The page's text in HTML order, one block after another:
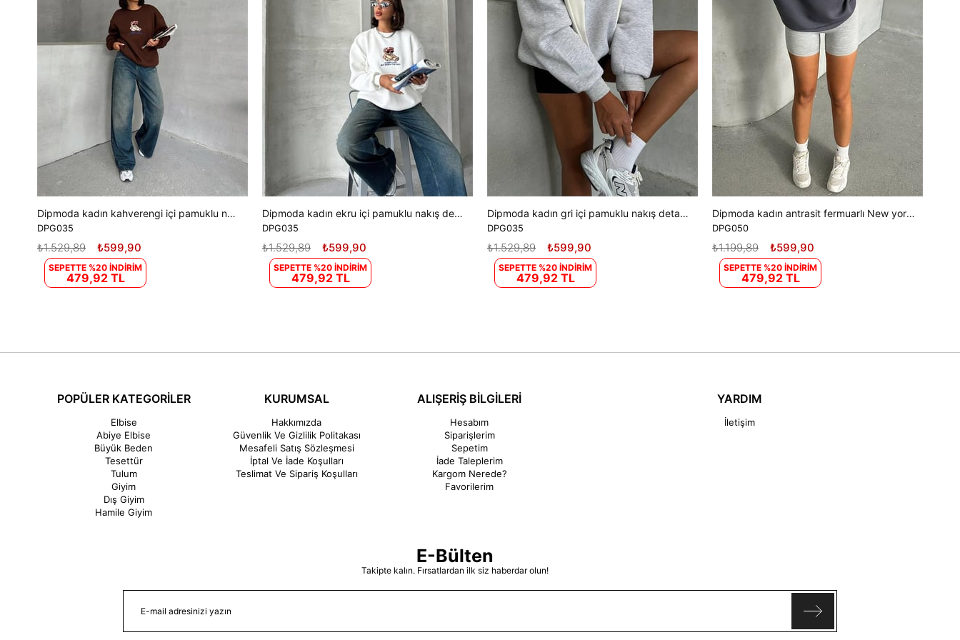
Dipmoda kadın kahverengi içi pamuklu nakış detaylı sweat DPG035
DPG035
₺599,90
₺1.529,89
SEPETTE %20 İNDİRİM
479,92 TL
Dipmoda kadın ekru içi pamuklu nakış detaylı sweat DPG035
DPG035
₺599,90
₺1.529,89
SEPETTE %20 İNDİRİM
479,92 TL
Dipmoda kadın gri içi pamuklu nakış detaylı sweat DPG035
DPG035
₺599,90
₺1.529,89
SEPETTE %20 İNDİRİM
479,92 TL
Dipmoda kadın antrasit fermuarlı New york sweat DPG050
DPG050
₺599,90
₺1.199,89
SEPETTE %20 İNDİRİM
479,92 TL
POPÜLER KATEGORİLER
Elbise
Abiye Elbise
Büyük Beden
Tesettür
Tulum
Giyim
Dış Giyim
Hamile Giyim
KURUMSAL
Hakkımızda
Güvenlik Ve Gizlilik Politakası
Mesafeli Satış Sözleşmesi
İptal Ve İade Koşulları
Teslimat Ve Sipariş Koşulları
ALIŞERİŞ BİLGİLERİ
Hesabım
Siparişlerim
Sepetim
İade Taleplerim
Kargom Nerede?
Favorilerim
YARDIM
İletişim
E-Bülten
Takipte kalın. Fırsatlardan ilk siz haberdar olun!